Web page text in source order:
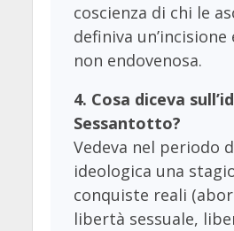
coscienza di chi le
definiva
non endovenosa.
4. Cosa diceva
Sessantotto?
Vedeva nel periodo
ideologica una
conquiste reali
libertà sessuale,